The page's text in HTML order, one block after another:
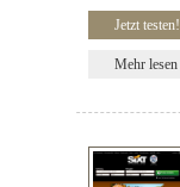
Jetzt testen!
Mehr lesen